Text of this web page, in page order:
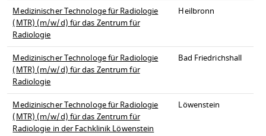
Medizinischer Technologe für Radiologie
(MTR) (m/w/d) für das Zentrum für
Radiologie
Heilbronn
Medizinischer Technologe für Radiologie
(MTR) (m/w/d) für das Zentrum für
Radiologie
Bad Friedrichshall
Medizinischer Technologe für Radiologie
(MTR) (m/w/d) für das Zentrum für
Radiologie in der Fachklinik Löwenstein
Löwenstein